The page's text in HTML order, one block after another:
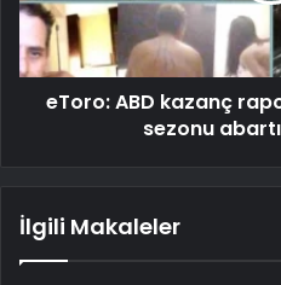
eToro: ABD kazanç
sezonu
İlgili Makaleler